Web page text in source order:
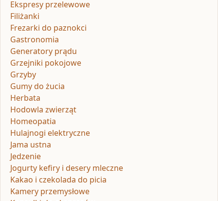
Ekspresy przelewowe
Filiżanki
Frezarki do paznokci
Gastronomia
Generatory prądu
Grzejniki pokojowe
Grzyby
Gumy do żucia
Herbata
Hodowla zwierząt
Homeopatia
Hulajnogi elektryczne
Jama ustna
Jedzenie
Jogurty kefiry i desery mleczne
Kakao i czekolada do picia
Kamery przemysłowe